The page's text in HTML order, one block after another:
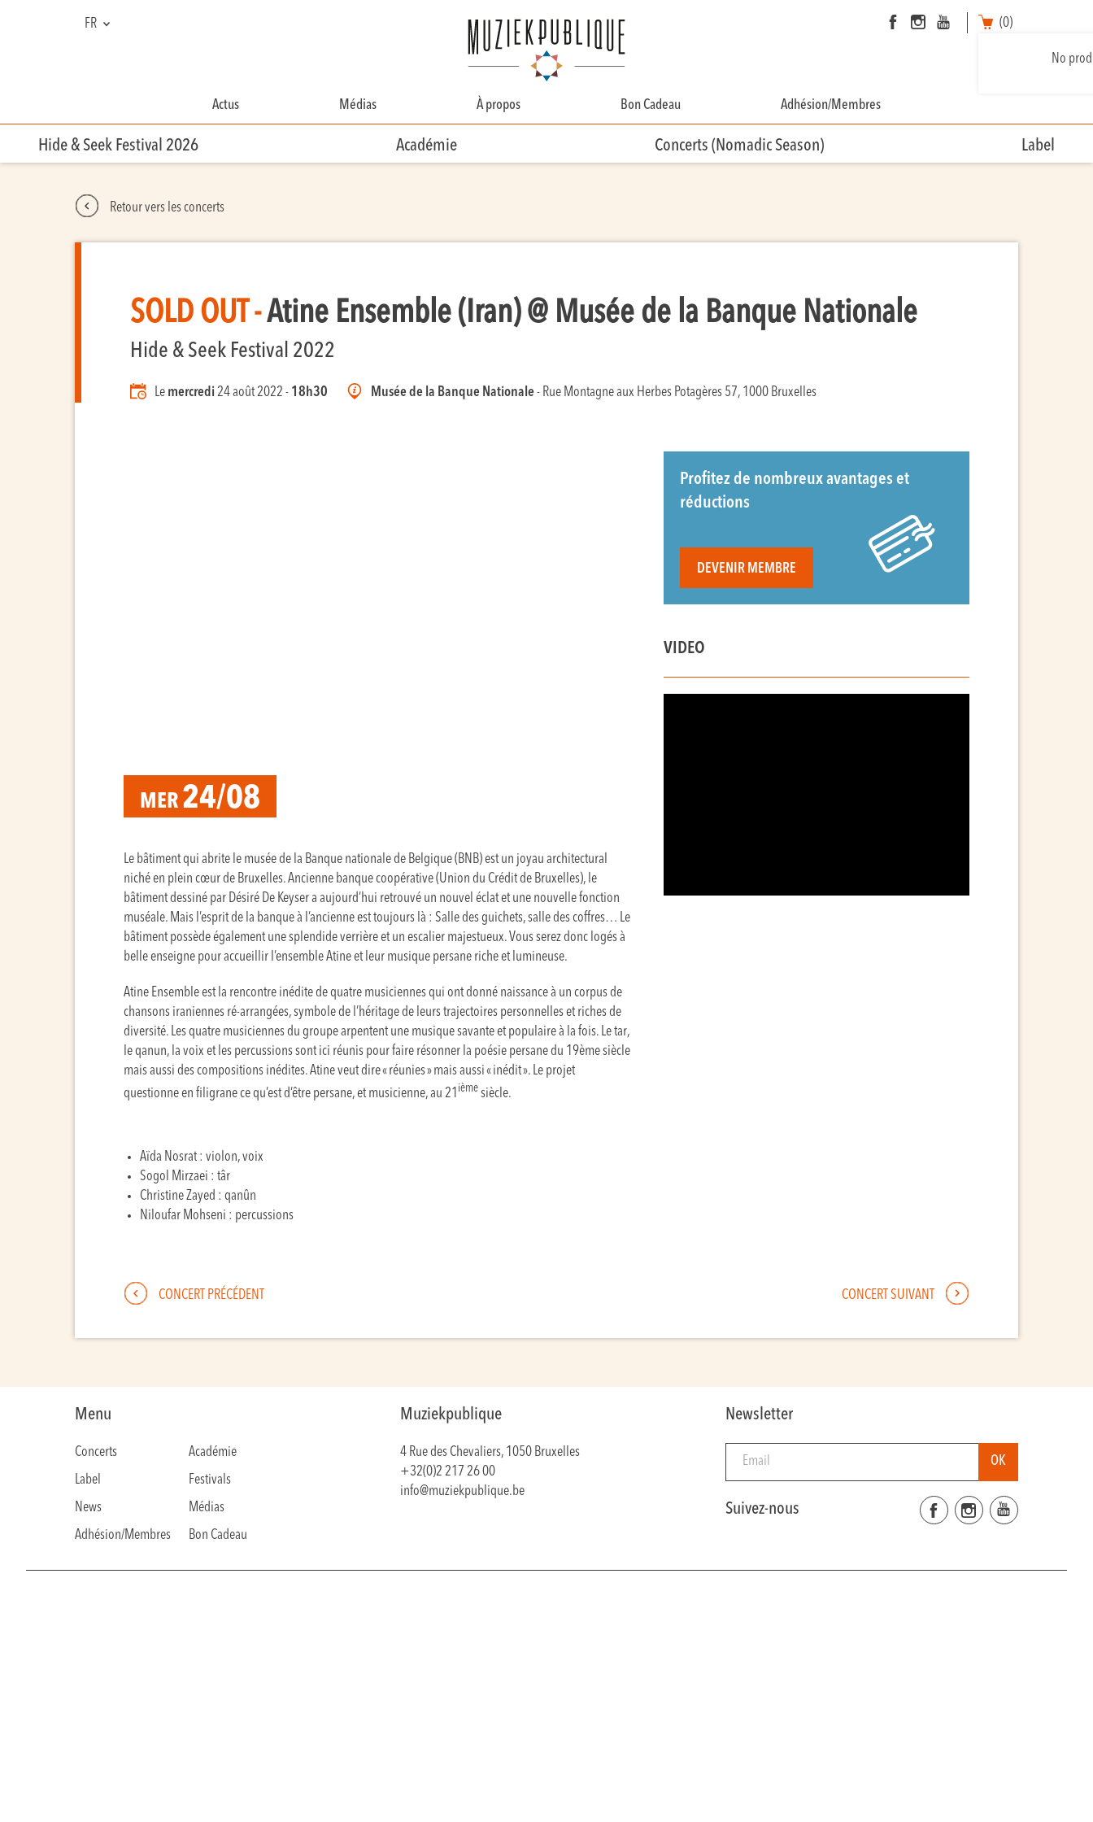
FR (0)
No
Actus Médias À propos
Contact
Bon Cadeau Adhésion/Membres
Hide & Seek Festival 2026 Académie Concerts (Nomadic Season) Label
Retour vers les concerts
SOLD OUT -Atine Ensemble (Iran) @ Musée de la Banque Nationale
Hide & Seek Festival 2022
Le mercredi 24 août 2022 - 18h30 Musée de la Banque Nationale- Rue Montagne aux Herbes Potagères 57, 1000 Bruxelles
MER 24/08
Le bâtiment qui abrite le musée de la Banque nationale de Belgique (BNB) est un joyau architectural
niché en plein cœur de Bruxelles. Ancienne banque coopérative (Union du Crédit de Bruxelles), le
bâtiment dessiné par Désiré De Keyser a aujourd’hui retrouvé un nouvel éclat et une nouvelle fonction
muséale. Mais l’esprit de la banque à l’ancienne est toujours là : Salle des guichets, salle des coffres… Le
bâtiment possède également une splendide verrière et un escalier majestueux. Vous serez donc logés à
belle enseigne pour accueillir l’ensemble Atine et leur musique persane riche et lumineuse.
Atine Ensemble est la rencontre inédite de quatre musiciennes qui ont donné naissance à un corpus de
chansons iraniennes ré-arrangées, symbole de l’héritage de leurs trajectoires personnelles et riches de
diversité. Les quatre musiciennes du groupe arpentent une musique savante et populaire à la fois. Le tar,
le qanun, la voix et les percussions sont ici réunis pour faire résonner la poésie persane du 19ème siècle
mais aussi des compositions inédites. Atine veut dire « réunies » mais aussi « inédit ». Le projet
questionne en filigrane ce qu’est d’être persane, et musicienne, au 21 ième siècle.
Aïda Nosrat : violon, voix
Sogol Mirzaei : târ
Christine Zayed : qanûn
Niloufar Mohseni : percussions
Profitez de nombreux avantages et
réductions
DEVENIR MEMBRE
VIDEO
CONCERT PRÉCÉDENT CONCERT SUIVANT
Menu
Concerts
Académie
Label
Festivals
News
Médias
Adhésion/Membres
Bon Cadeau
Muziekpublique
4 Rue des Chevaliers, 1050 Bruxelles
+32(0)2 217 26 00
info@muziekpublique.be
Newsletter
Suivez-nous